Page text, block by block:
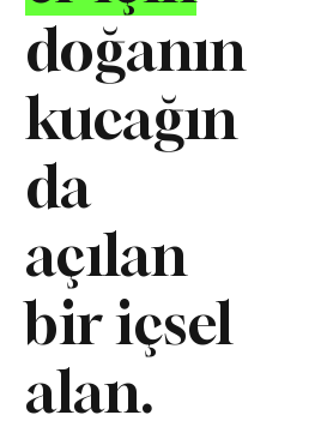
doğanın
kucağın
da
açılan
bir içsel
alan.